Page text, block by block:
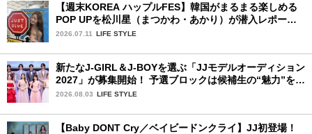
【週末KOREA ハップルFES】韓国がまるまる楽しめる
POP UPを松川星（まつかわ・あかり）が潜入レポート
♡
2026.07.11 LIFE STYLE
新たなJ-GIRL＆J-BOYを選ぶ「JJモデルオーディション
2027」が募集開始！ 予選ブロックは候補生の“魅力”を重
視した「新システム」に変わります
2026.08.03 LIFE STYLE
【Baby DONT Cry／ベイビードンクライ】JJ初登場！